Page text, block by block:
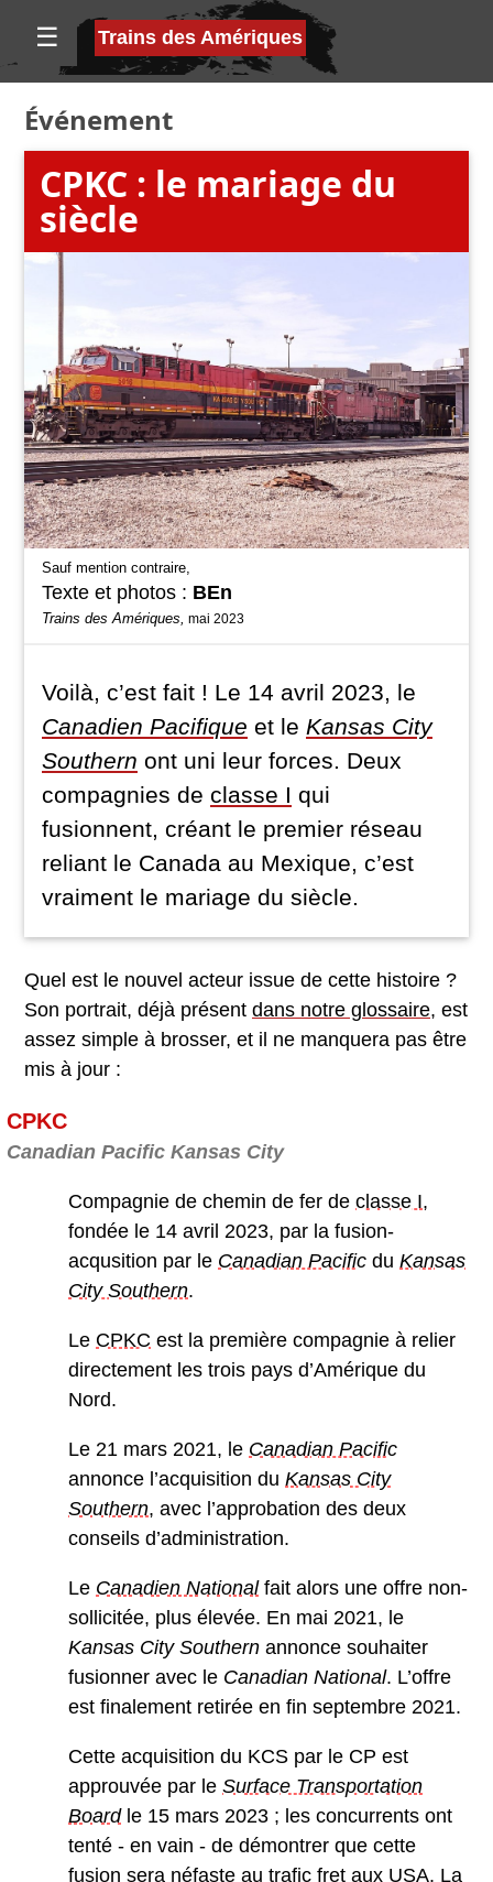
☰ Trains des Amériques
Événement
CPKC : le mariage du
siècle
Sauf mention contraire,
Texte et photos : BEn
Trains des Amériques, mai 2023
Voilà, c’est fait ! Le 14 avril 2023, le
Canadien Pacifique et le Kansas City
Southern ont uni leur forces. Deux
compagnies de classe I qui
fusionnent, créant le premier réseau
reliant le Canada au Mexique, c’est
vraiment le mariage du siècle.
Quel est le nouvel acteur issue de cette histoire ?
Son portrait, déjà présent dans notre glossaire, est
assez simple à brosser, et il ne manquera pas être
mis à jour :
CPKC
Canadian Pacific Kansas City
Compagnie de chemin de fer de classe I,
fondée le 14 avril 2023, par la fusion-
acqusition par le Canadian Pacific du Kansas
City Southern.
Le CPKC est la première compagnie à relier
directement les trois pays d’Amérique du
Nord.
Le 21 mars 2021, le Canadian Pacific
annonce l’acquisition du Kansas City
Southern, avec l’approbation des deux
conseils d’administration.
Le Canadien Nationalfait alors une offre non-
sollicitée, plus élevée. En mai 2021, le
Kansas City Southern annonce souhaiter
fusionner avec le Canadian National. L’offre
est finalement retirée en fin septembre 2021.
Cette acquisition du KCS par le CP est
approuvée par le Surface Transportation
Boardle 15 mars 2023 ; les concurrents ont
tenté - en vain - de démontrer que cette
fusion sera néfaste au trafic fret aux USA. La